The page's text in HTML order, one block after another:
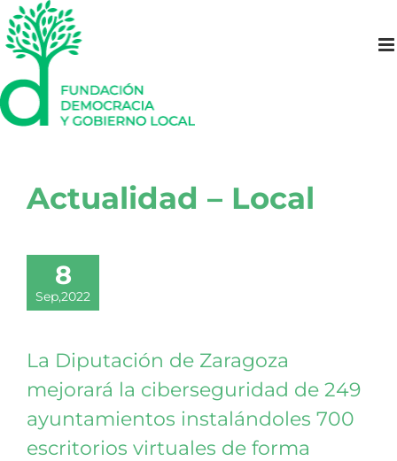
Saltar
al
contenido
Actualidad – Local
8
Sep,2022
La Diputación de Zaragoza
mejorará la ciberseguridad de 249
ayuntamientos instalándoles 700
escritorios virtuales de forma